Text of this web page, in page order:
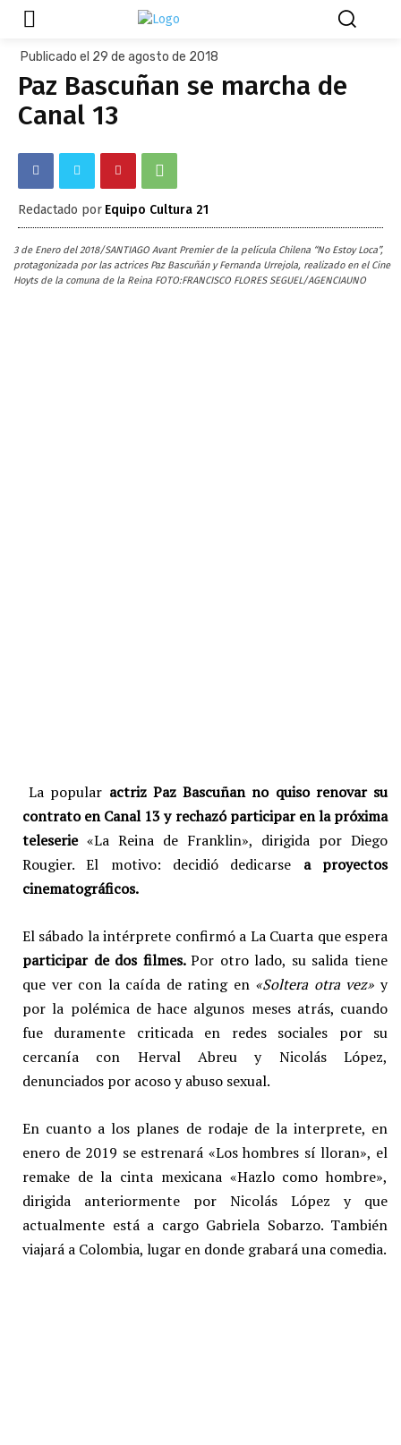
Publicado el 29 de agosto de 2018
Paz Bascuñan se marcha de
Canal 13
Redactado por Equipo Cultura 21
3 de Enero del 2018/SANTIAGO Avant Premier de la película Chilena “No Estoy Loca”,
protagonizada por las actrices Paz Bascuñán y Fernanda Urrejola, realizado en el Cine
Hoyts de la comuna de la Reina FOTO:FRANCISCO FLORES SEGUEL/AGENCIAUNO
La popular actriz Paz Bascuñan no quiso renovar su
contrato en Canal 13 y rechazó participar en la próxima
teleserie«La Reina de Franklin», dirigida por Diego
Rougier. El motivo: decidió dedicarse a proyectos
cinematográficos.
El sábado la intérprete confirmó a La Cuarta que espera
participar de dos filmes.Por otro lado, su salida tiene
que ver con la caída de rating en «Soltera otra vez»y
por la polémica de hace algunos meses atrás, cuando
fue duramente criticada en redes sociales por su
cercanía con Herval Abreu y Nicolás López,
denunciados por acoso y abuso sexual.
En cuanto a los planes de rodaje de la interprete, en
enero de 2019 se estrenará «Los hombres sí lloran», el
remake de la cinta mexicana «Hazlo como hombre»,
dirigida anteriormente por Nicolás López y que
actualmente está a cargo Gabriela Sobarzo. También
viajará a Colombia, lugar en donde grabará una comedia.